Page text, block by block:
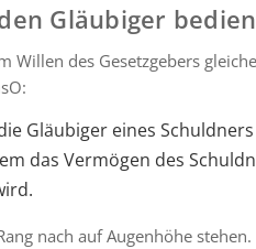
Gläubiger
Willen des Gesetzgebers
Gläubiger eines Schuldners
das Vermögen des
nach auf Augenhöhe stehen.